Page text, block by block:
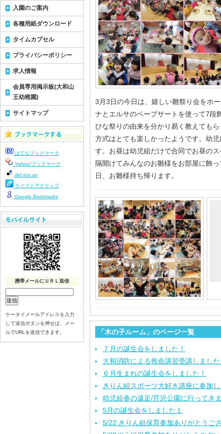
3月3日の今日は、嬉しい雛祭り会をホ
ナとエルサのペープサートを使って7段
ひな祭りの由来を分かり易く教えても
方式はとても楽しかったようです。幼
す。お昼は幼児組だけで合同でお昼の
隔開けてみんなのお雛様をお部屋に飾
日、お雛様持ち帰ります。
「木の子ルーム」のページ一覧
７月の誕生会をしました！
大和消防による救命講習受講しまし
６月生まれの誕生会をしました！
きりん組スポーツ大好き講座に参加
幼児組春の遠足/芹沢公園に行ってき
5月の誕生会をしました１
5/22 きりん組保育参加ありがとうご
入園のご案内
各種用紙ダウンロード
タイムカプセル
プライバシーポリシー
求人情報
会員専用掲示板(大和山
王幼稚園)
サイトマップ
はてなブックマーク
Yahoo!ブックマーク
del.icio.us
ライブドアクリップ
Google Bookmarks
携帯メールにＵＲＬ送信
ケータイメールアドレスを入力
して送信ボタンを押せば、メー
ルでURLを送信できます。